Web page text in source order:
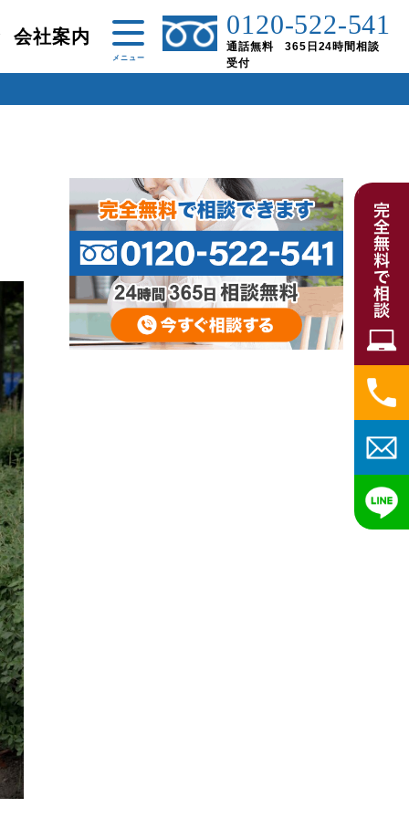
会社案内 0120-522-541
通話無料 365日24時間相談
受付